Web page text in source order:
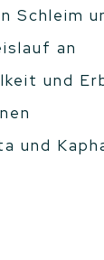
Schleim
an
und
und